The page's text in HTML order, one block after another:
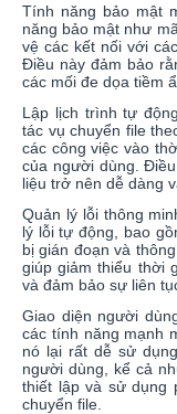
Tính năng bảo mật
năng bảo mật như
vệ các kết nối với
Điều này đảm bảo
các mối đe dọa tiềm
Lập lịch trình tự
tác vụ chuyển file
các công việc vào
của người dùng.
liệu trở nên dễ dàng
Quản lý lỗi thông
lý lỗi tự động, bao
bị gián đoạn và
giúp giảm thiểu thời
và đảm bảo sự liên
Giao diện người
các tính năng mạnh
nó lại rất dễ sử
người dùng, kể cả
thiết lập và sử dụng
chuyển file.